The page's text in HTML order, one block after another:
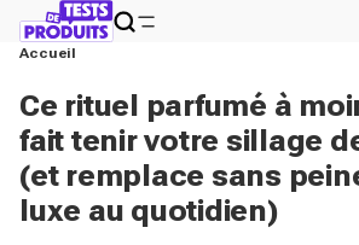
Accueil
Ce rituel parfumé à
fait tenir votre sillage
(et remplace sans
luxe au quotidien)